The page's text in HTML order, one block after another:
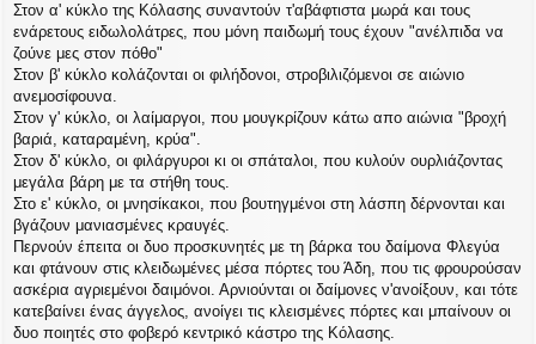
Στον α' κύκλο της Κόλασης συναντούν τ'αβάφτιστα μωρά και τους
ενάρετους ειδωλολάτρες, που μόνη παιδωμή τους έχουν "ανέλπιδα να
ζούνε μες στον πόθο"
Στον β' κύκλο κολάζονται οι φιλήδονοι, στροβιλιζόμενοι σε αιώνιο
ανεμοσίφουνα.
Στον γ' κύκλο, οι λαίμαργοι, που μουγκρίζουν κάτω απο αιώνια "βροχή
βαριά, καταραμένη, κρύα".
Στον δ' κύκλο, οι φιλάργυροι κι οι σπάταλοι, που κυλούν ουρλιάζοντας
μεγάλα βάρη με τα στήθη τους.
Στο ε' κύκλο, οι μνησίκακοι, που βουτηγμένοι στη λάσπη δέρνονται και
βγάζουν μανιασμένες κραυγές.
Περνούν έπειτα οι δυο προσκυνητές με τη βάρκα του δαίμονα Φλεγύα
και φτάνουν στις κλειδωμένες μέσα πόρτες του Άδη, που τις φρουρούσαν
ασκέρια αγριεμένοι δαιμόνοι. Αρνιούνται οι δαίμονες ν'ανοίξουν, και τότε
κατεβαίνει ένας άγγελος, ανοίγει τις κλεισμένες πόρτες και μπαίνουν οι
δυο ποιητές στο φοβερό κεντρικό κάστρο της Κόλασης.